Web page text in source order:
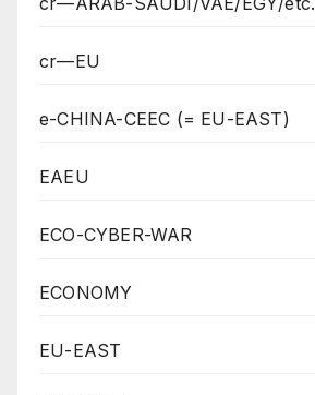
cr—EU
e-CHINA-CEEC (= EU-EAST)
EAEU
ECO-CYBER-WAR
ECONOMY
EU-EAST